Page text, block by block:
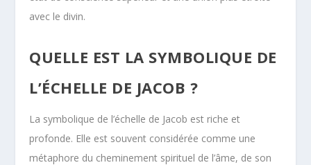
avec le divin.
QUELLE EST LA SYMBOLIQUE DE
L’ÉCHELLE DE JACOB ?
La symbolique de l’échelle de Jacob est riche et
profonde. Elle est souvent considérée comme une
métaphore du cheminement spirituel de l’âme, de son